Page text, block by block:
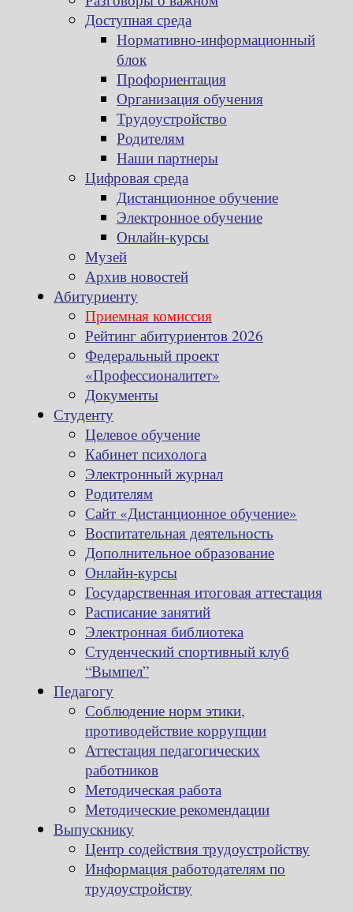
Доступная среда
Нормативно-информационный
блок
Профориентация
Организация обучения
Трудоустройство
Родителям
Наши партнеры
Цифровая среда
Дистанционное обучение
Электронное обучение
Онлайн-курсы
Музей
Архив новостей
Абитуриенту
Приемная комиссия
Рейтинг абитуриентов 2026
Федеральный проект
«Профессионалитет»
Документы
Студенту
Целевое обучение
Кабинет психолога
Электронный журнал
Родителям
Сайт «Дистанционное обучение»
Воспитательная деятельность
Дополнительное образование
Онлайн-курсы
Государственная итоговая аттестация
Расписание занятий
Электронная библиотека
Студенческий спортивный клуб
“Вымпел”
Педагогу
Соблюдение норм этики,
противодействие коррупции
Аттестация педагогических
работников
Методическая работа
Методические рекомендации
Выпускнику
Центр содействия трудоустройству
Информация работодателям по
трудоустройству